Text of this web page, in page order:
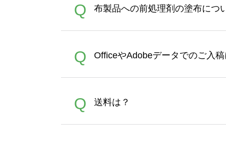
A
ポイントとして付与され、次
文時からご利用頂けます。ポ
れば、ランクにカウントがさ
Q 布製品への前処理剤の塗布につ
A
イト以外）のプリントは、濃
品をお届けするため、処理剤
文に関わらず、前処理剤が残
Q OfficeやAdobeデータでのご入
A
Adobeデータ(AI,PSD)で保存
Q 送料は？